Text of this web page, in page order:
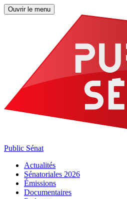
Ouvrir le menu
Public Sénat
Actualités
Sénatoriales 2026
Émissions
Documentaires